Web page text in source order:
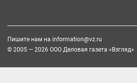
Пишите нам на information@vz.ru
© 2005 — 2026 ООО Деловая газета «Взгляд»